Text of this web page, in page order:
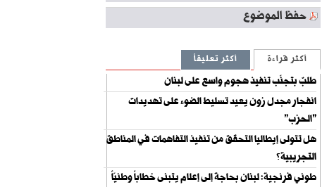
حفظ الموضوع
أكثر قراءة أكثر تعليقاً
طلبٌ بتجنّب تنفيذ هجوم واسع على لبنان
انفجار مجدل زون يعيد تسليط الضوء على تهديدات
"الحزب"
هل تتولى إيطاليا التحقق من تنفيذ التفاهمات في المناطق
التجريبية؟
طوني فرنجية: لبنان بحاجة إلى إعلام يتبنى خطاباً وطنيّاً